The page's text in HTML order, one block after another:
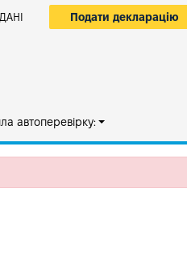
Подати декларацію
автоперевірку: